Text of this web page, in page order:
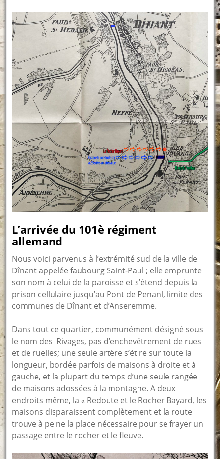
L’arrivée du 101è régiment
allemand
Nous voici parvenus à l’extrémité sud de la ville de
Dînant appelée faubourg Saint-Paul ; elle emprunte
son nom à celui de la paroisse et s’étend depuis la
prison cellulaire jusqu’au Pont de Penanl, limite des
communes de Dînant et d’Anseremme.
Dans tout ce quartier, communément désigné sous
le nom des Rivages, pas d’enchevêtrement de rues
et de ruelles; une seule artère s’étire sur toute la
longueur, bordée parfois de maisons à droite et à
gauche, et la plupart du temps d’une seule rangée
de maisons adossées à la montagne. A deux
endroits même, la « Redoute et le Rocher Bayard, les
maisons disparaissent complètement et la route
trouve à peine la place nécessaire pour se frayer un
passage entre le rocher et le fleuve.